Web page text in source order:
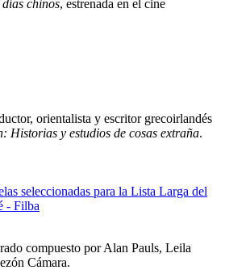
días chinos, estrenada en el cine
orientalista y escritor grecoirlandés
Historias y estudios de cosas extraña.
seleccionadas para la Lista Larga del
- Filba
compuesto por Alan Pauls, Leila
Cámara.